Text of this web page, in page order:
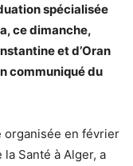
spécialisée
ce dimanche,
et d’Oran
communiqué du
organisée en février
Santé à Alger, a